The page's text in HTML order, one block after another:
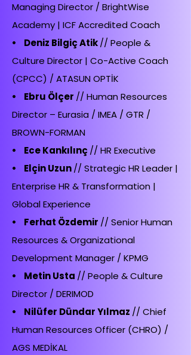
Managing Director / BrightWise
Academy | ICF Accredited Coach
• Deniz Bilgiç Atik// People &
Culture Director | Co-Active Coach
(CPCC) / ATASUN OPTİK
• Ebru Ölçer // Human Resources
Director – Eurasia / IMEA / GTR /
BROWN-FORMAN
• Ece Kankılınç// HR Executive
• Elçin Uzun// Strategic HR Leader |
Enterprise HR & Transformation |
Global Experience
• Ferhat Özdemir // Senior Human
Resources & Organizational
Development Manager / KPMG
• Metin Usta // People & Culture
Director / DERIMOD
• Nilüfer Dündar Yılmaz // Chief
Human Resources Officer (CHRO) /
AGS MEDİKAL